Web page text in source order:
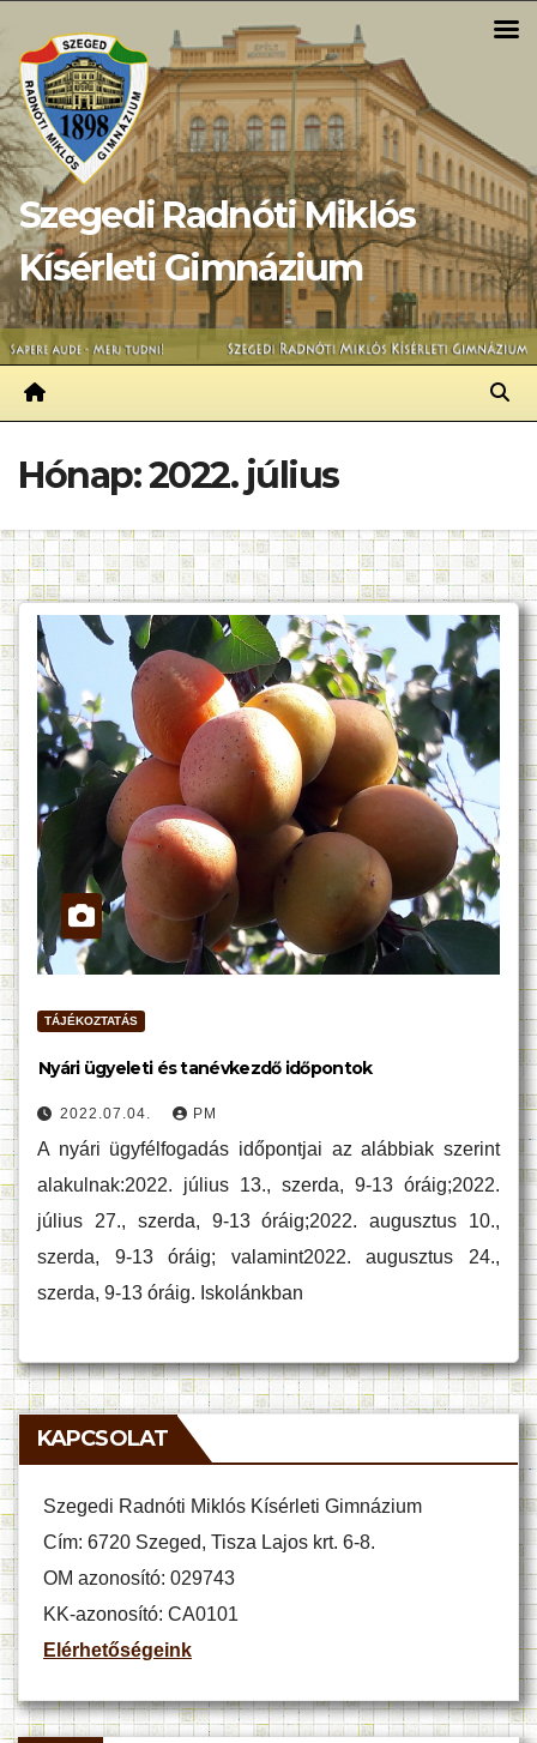
content
Szegedi Radnóti Miklós
Kísérleti Gimnázium
Hónap:2022. július
TÁJÉKOZTATÁS
Nyári ügyeleti és tanévkezdő időpontok
2022.07.04. PM
A nyári ügyfélfogadás időpontjai az alábbiak szerint
alakulnak:2022. július 13., szerda, 9-13 óráig;2022.
július 27., szerda, 9-13 óráig;2022. augusztus 10.,
szerda, 9-13 óráig; valamint2022. augusztus 24.,
szerda, 9-13 óráig. Iskolánkban
KAPCSOLAT
Szegedi Radnóti Miklós Kísérleti Gimnázium
Cím: 6720 Szeged, Tisza Lajos krt. 6-8.
OM azonosító: 029743
KK-azonosító: CA0101
Elérhetőségeink